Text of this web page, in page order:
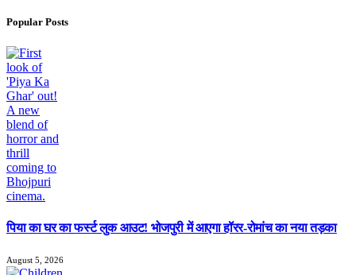
Popular Posts
पिया का घर का फर्स्ट लुक आउट! भोजपुरी में आएगा हॉरर-रोमांच का नया तड़का
August 5, 2026